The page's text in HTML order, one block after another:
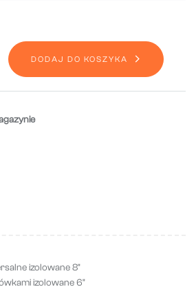
DODAJ DO KOSZYKA
izolowane 8"
izolowane 6"